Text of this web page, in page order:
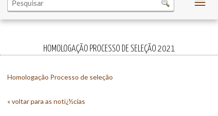
escort
HOMOLOGAÇÃO PROCESSO DE SELEÇÃO 2021
Homologação Processo de seleção
« voltar para as notï¿½cias